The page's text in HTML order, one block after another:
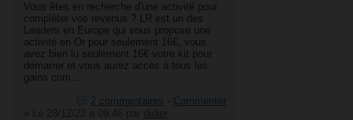
Vous êtes en recherche d'une activité pour
compléter vos revenus ? LR est un des
Leaders en Europe qui vous propose une
activité en Or pour seulement 16€, vous
avez bien lu seulement 16€ votre kit pour
démarrer et vous aurez accès à tous les
gains com…
2 commentaires - Commenter
»